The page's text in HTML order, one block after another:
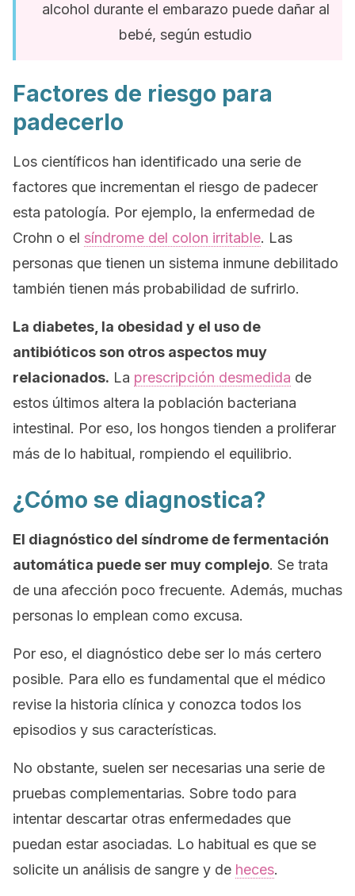
alcohol durante el embarazo puede dañar al
bebé, según estudio
Factores de riesgo para
padecerlo
Los científicos han identificado una serie de
factores que incrementan el riesgo de padecer
esta patología. Por ejemplo, la enfermedad de
Crohn o el síndrome del colon irritable. Las
personas que tienen un sistema inmune debilitado
también tienen más probabilidad de sufrirlo.
La diabetes, la obesidad y el uso de
antibióticos son otros aspectos muy
relacionados. La prescripción desmedida de
estos últimos altera la población bacteriana
intestinal. Por eso, los hongos tienden a proliferar
más de lo habitual, rompiendo el equilibrio.
¿Cómo se diagnostica?
El diagnóstico del síndrome de fermentación
automática puede ser muy complejo. Se trata
de una afección poco frecuente. Además, muchas
personas lo emplean como excusa.
Por eso, el diagnóstico debe ser lo más certero
posible. Para ello es fundamental que el médico
revise la historia clínica y conozca todos los
episodios y sus características.
No obstante, suelen ser necesarias una serie de
pruebas complementarias. Sobre todo para
intentar descartar otras enfermedades que
puedan estar asociadas. Lo habitual es que se
solicite un análisis de sangre y de heces.